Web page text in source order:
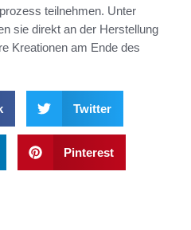
teilnehmen. Unter
sie direkt an der Herstellung
Kreationen am Ende des
Twitter
Pinterest